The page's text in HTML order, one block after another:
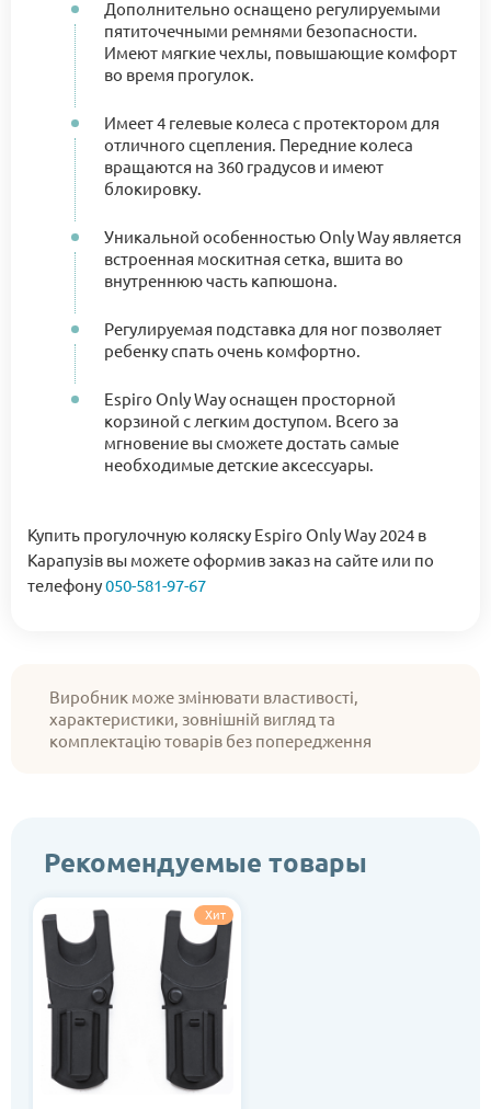
Дополнительно оснащено регулируемыми
пятиточечными ремнями безопасности.
Имеют мягкие чехлы, повышающие комфорт
во время прогулок.
Имеет 4 гелевые колеса с протектором для
отличного сцепления. Передние колеса
вращаются на 360 градусов и имеют
блокировку.
Уникальной особенностью Only Way является
встроенная москитная сетка, вшита во
внутреннюю часть капюшона.
Регулируемая подставка для ног позволяет
ребенку спать очень комфортно.
Espiro Only Way оснащен просторной
корзиной с легким доступом. Всего за
мгновение вы сможете достать самые
необходимые детские аксессуары.
Купить прогулочную коляску Espiro Only Way 2024 в
Карапузів вы можете оформив заказ на сайте или по
телефону050-581-97-67
Виробник може змінювати властивості,
характеристики, зовнішній вигляд та
комплектацію товарів без попередження
Рекомендуемые товары
Хит